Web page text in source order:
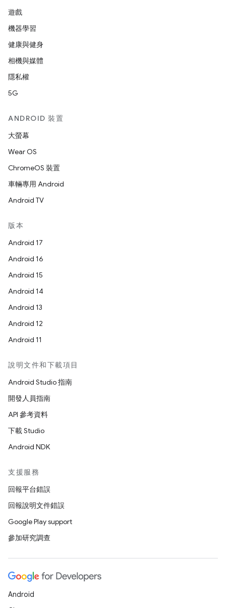
遊戲
機器學習
健康與健身
相機與媒體
隱私權
5G
ANDROID 裝置
大螢幕
Wear OS
ChromeOS 裝置
車輛專用 Android
Android TV
版本
Android 17
Android 16
Android 15
Android 14
Android 13
Android 12
Android 11
說明文件和下載項目
Android Studio 指南
開發人員指南
API 參考資料
下載 Studio
Android NDK
支援服務
回報平台錯誤
回報說明文件錯誤
Google Play support
參加研究調查
Android